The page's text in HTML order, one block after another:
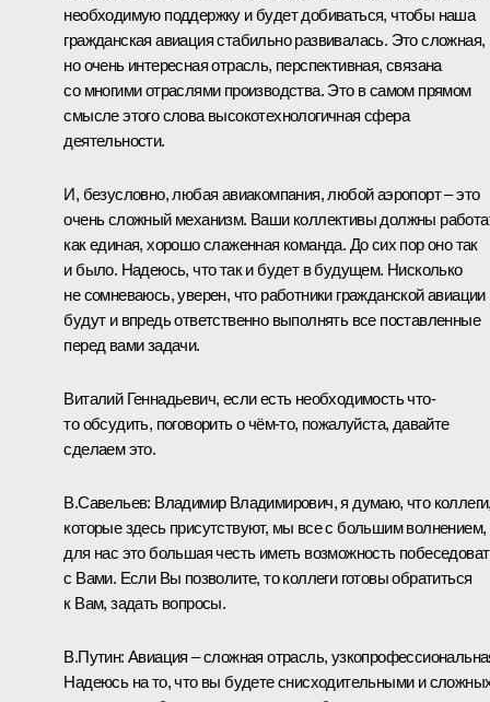
необходимую поддержку и будет добиваться, чтобы наша
гражданская авиация стабильно развивалась. Это сложная,
но очень интересная отрасль, перспективная, связана
со многими отраслями производства. Это в самом прямом
смысле этого слова высокотехнологичная сфера
деятельности.
И, безусловно, любая авиакомпания, любой аэропорт – это
очень сложный механизм. Ваши коллективы должны
как единая, хорошо слаженная команда. До сих пор оно так
и было. Надеюсь, что так и будет в будущем. Нисколько
не сомневаюсь, уверен, что работники гражданской авиации
будут и впредь ответственно выполнять все поставленные
перед вами задачи.
Виталий Геннадьевич, если есть необходимость что-
то обсудить, поговорить о чём-то, пожалуйста, давайте
сделаем это.
В.Савельев: Владимир Владимирович, я думаю, что
которые здесь присутствуют, мы все с большим волнением,
для нас это большая честь иметь возможность
с Вами. Если Вы позволите, то коллеги готовы обратиться
к Вам, задать вопросы.
В.Путин: Авиация – сложная отрасль,
Надеюсь на то, что вы будете снисходительными и